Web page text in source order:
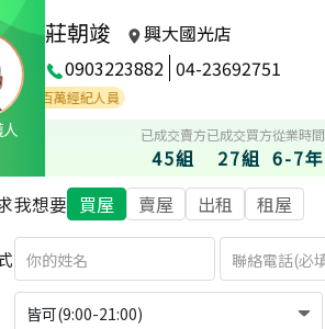
莊朝竣
興大國光店
0903223882 04-23692751
2026年第2季度服務品質獎
已成交賣方
45組
已成交買方
27組
從業時間
6-7年
我想要 買屋 賣屋 出租 租屋
皆可(9:00-21:00)